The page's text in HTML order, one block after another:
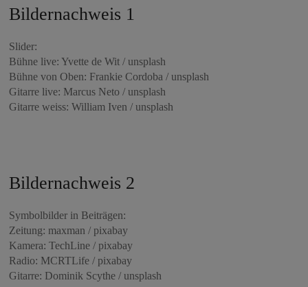
Bildernachweis 1
Slider:
Bühne live: Yvette de Wit / unsplash
Bühne von Oben: Frankie Cordoba / unsplash
Gitarre live: Marcus Neto / unsplash
Gitarre weiss: William Iven / unsplash
Bildernachweis 2
Symbolbilder in Beiträgen:
Zeitung: maxman / pixabay
Kamera: TechLine / pixabay
Radio: MCRTLife / pixabay
Gitarre: Dominik Scythe / unsplash